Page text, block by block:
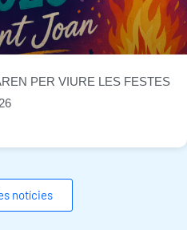
PER VIURE LES FESTES
notícies